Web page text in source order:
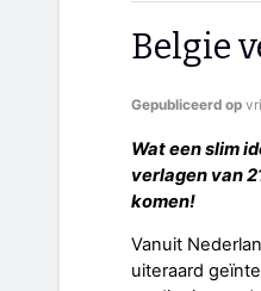
Belgie
Gepubliceerd op
Wat een slim
verlagen van
komen!
Vanuit
uiteraard